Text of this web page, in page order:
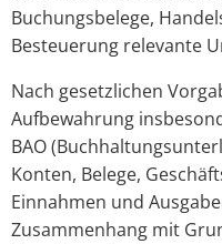
Buchungsbelege,
Besteuerung relevante
Nach gesetzlichen
Aufbewahrung
BAO
Konten, Belege,
Einnahmen und
Zusammenhang mit